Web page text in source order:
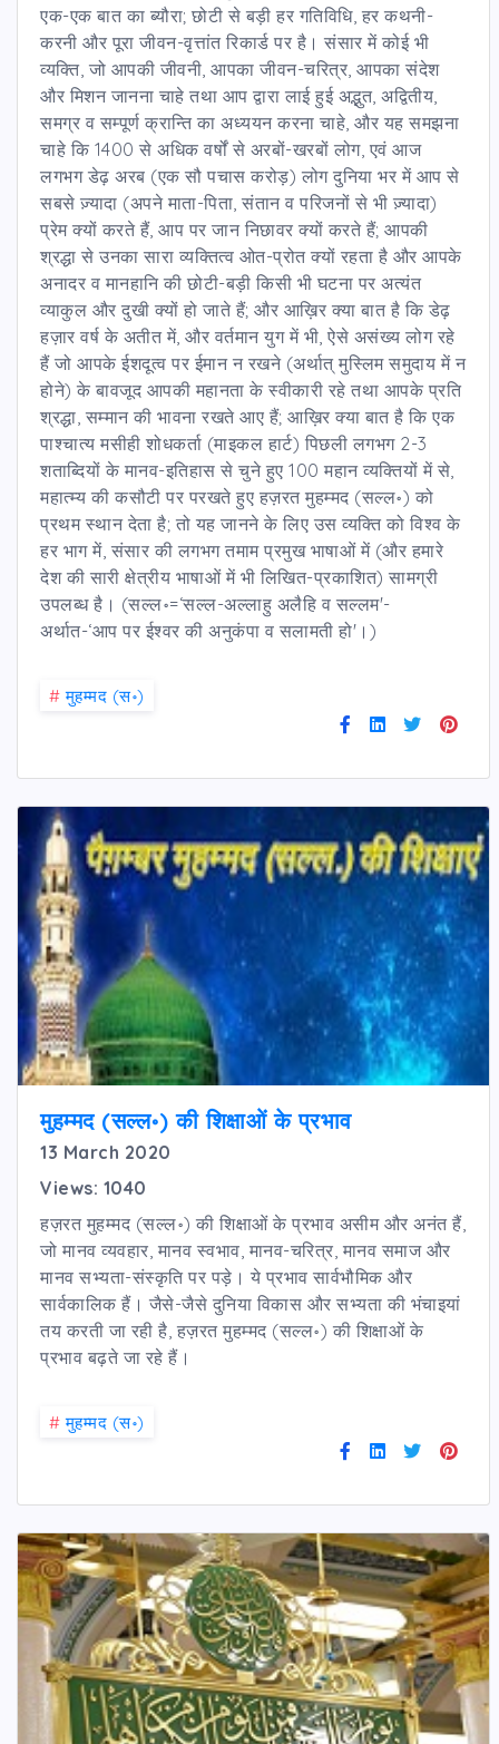
एक-एक बात का ब्यौरा; छोटी से बड़ी हर गतिविधि, हर कथनी-
करनी और पूरा जीवन-वृत्तांत रिकार्ड पर है। संसार में कोई भी
व्यक्ति, जो आपकी जीवनी, आपका जीवन-चरित्र, आपका संदेश
और मिशन जानना चाहे तथा आप द्वारा लाई हुई अद्भुत, अद्वितीय,
समग्र व सम्पूर्ण क्रान्ति का अध्ययन करना चाहे, और यह समझना
चाहे कि 1400 से अधिक वर्षों से अरबों-खरबों लोग, एवं आज
लगभग डेढ़ अरब (एक सौ पचास करोड़) लोग दुनिया भर में आप से
सबसे ज़्यादा (अपने माता-पिता, संतान व परिजनों से भी ज़्यादा)
प्रेम क्यों करते हैं, आप पर जान निछावर क्यों करते हैं; आपकी
श्रद्धा से उनका सारा व्यक्तित्व ओत-प्रोत क्यों रहता है और आपके
अनादर व मानहानि की छोटी-बड़ी किसी भी घटना पर अत्यंत
व्याकुल और दुखी क्यों हो जाते हैं; और आख़िर क्या बात है कि डेढ़
हज़ार वर्ष के अतीत में, और वर्तमान युग में भी, ऐसे असंख्य लोग रहे
हैं जो आपके ईशदूत्व पर ईमान न रखने (अर्थात् मुस्लिम समुदाय में न
होने) के बावजूद आपकी महानता के स्वीकारी रहे तथा आपके प्रति
श्रद्धा, सम्मान की भावना रखते आए हैं; आख़िर क्या बात है कि एक
पाश्चात्य मसीही शोधकर्ता (माइकल हार्ट) पिछली लगभग 2-3
शताब्दियों के मानव-इतिहास से चुने हुए 100 महान व्यक्तियों में से,
महात्म्य की कसौटी पर परखते हुए हज़रत मुहम्मद (सल्ल॰) को
प्रथम स्थान देता है; तो यह जानने के लिए उस व्यक्ति को विश्व के
हर भाग में, संसार की लगभग तमाम प्रमुख भाषाओं में (और हमारे
देश की सारी क्षेत्रीय भाषाओं में भी लिखित-प्रकाशित) सामग्री
उपलब्ध है। (सल्ल॰=‘सल्ल-अल्लाहु अलैहि व सल्लम'-
अर्थात-‘आप पर ईश्वर की अनुकंपा व सलामती हो'।)
# मुहम्मद (स॰)
मुहम्मद (सल्ल॰) की शिक्षाओं के प्रभाव
13 March 2020
Views: 1040
हज़रत मुहम्मद (सल्ल॰) की शिक्षाओं के प्रभाव असीम और अनंत हैं,
जो मानव व्यवहार, मानव स्वभाव, मानव-चरित्र, मानव समाज और
मानव सभ्यता-संस्कृति पर पड़े। ये प्रभाव सार्वभौमिक और
सार्वकालिक हैं। जैसे-जैसे दुनिया विकास और सभ्यता की भंचाइयां
तय करती जा रही है, हज़रत मुहम्मद (सल्ल॰) की शिक्षाओं के
प्रभाव बढ़ते जा रहे हैं।
# मुहम्मद (स॰)